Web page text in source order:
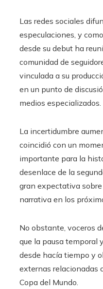
Las redes sociales
especulaciones, y
desde su debut ha
comunidad de
vinculada a su
en un punto de
medios especializados.
La incertidumbre
coincidió con un
importante para la
desenlace de la
gran expectativa
narrativa en los
No obstante, voceros
que la pausa temporal
desde hacía tiempo y
externas relacionadas
Copa del Mundo.